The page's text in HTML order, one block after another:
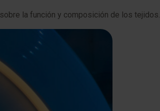
la función y composición de los tejidos.